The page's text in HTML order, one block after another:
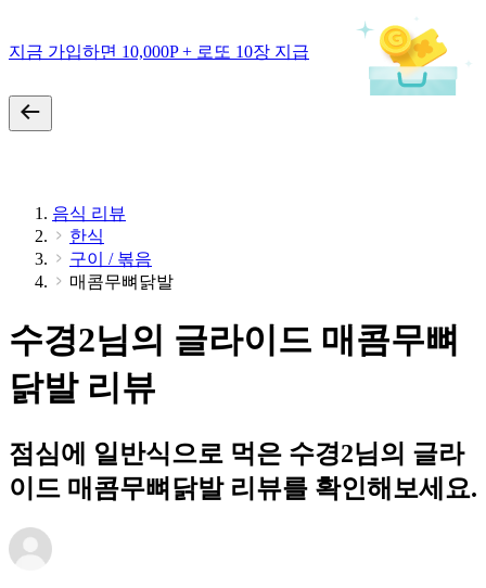
지금 가입하면 10,000P + 로또 10장 지급
음식 리뷰
한식
구이 / 볶음
매콤무뼈닭발
수경2님의 글라이드 매콤무뼈
닭발 리뷰
점심에 일반식으로 먹은 수경2님의 글라
이드 매콤무뼈닭발 리뷰를 확인해보세요.